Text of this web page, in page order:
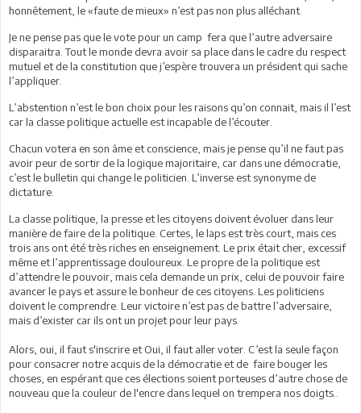
honnêtement, le «faute de mieux» n’est pas non plus alléchant.
Je ne pense pas que le vote pour un camp fera que l’autre adversaire
disparaitra. Tout le monde devra avoir sa place dans le cadre du respect
mutuel et de la constitution que j’espère trouvera un président qui sache
l’appliquer.
L’abstention n’est le bon choix pour les raisons qu’on connait, mais il l’est
car la classe politique actuelle est incapable de l’écouter.
Chacun votera en son âme et conscience, mais je pense qu’il ne faut pas
avoir peur de sortir de la logique majoritaire, car dans une démocratie,
c’est le bulletin qui change le politicien. L’inverse est synonyme de
dictature.
La classe politique, la presse et les citoyens doivent évoluer dans leur
manière de faire de la politique. Certes, le laps est très court, mais ces
trois ans ont été très riches en enseignement. Le prix était cher, excessif
même et l’apprentissage douloureux. Le propre de la politique est
d’attendre le pouvoir, mais cela demande un prix, celui de pouvoir faire
avancer le pays et assure le bonheur de ces citoyens. Les politiciens
doivent le comprendre. Leur victoire n’est pas de battre l’adversaire,
mais d’exister car ils ont un projet pour leur pays.
Alors, oui, il faut s'inscrire et Oui, il faut aller voter. C’est la seule façon
pour consacrer notre acquis de la démocratie et de faire bouger les
choses, en espérant que ces élections soient porteuses d’autre chose de
nouveau que la couleur de l'encre dans lequel on trempera nos doigts..